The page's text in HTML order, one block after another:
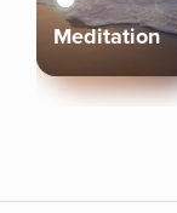
Meditation